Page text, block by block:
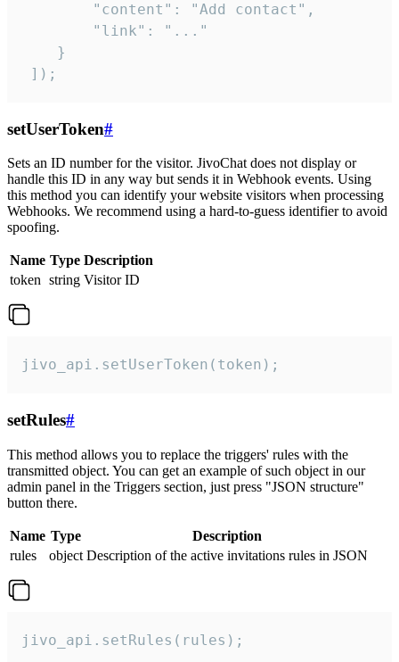
        "content": "Add contact",
        "link": "..."
    }
]);
setUserToken#
Sets an ID number for the visitor. JivoChat does not display or
handle this ID in any way but sends it in Webhook events. Using
this method you can identify your website visitors when processing
Webhooks. We recommend using a hard-to-guess identifier to avoid
spoofing.
Name Type Description
token string Visitor ID
jivo_api.setUserToken(token);
setRules#
This method allows you to replace the triggers' rules with the
transmitted object. You can get an example of such object in our
admin panel in the Triggers section, just press "JSON structure"
button there.
Name Type
Description
rules
object Description of the active invitations rules in JSON
jivo_api.setRules(rules);